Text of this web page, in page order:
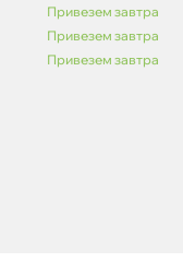
Привезем завтра
Привезем завтра
Привезем завтра